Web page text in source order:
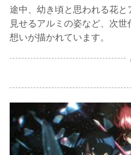
途中、幼き頃と思われる花
見せるアルミの姿など、次
想いが描かれています。